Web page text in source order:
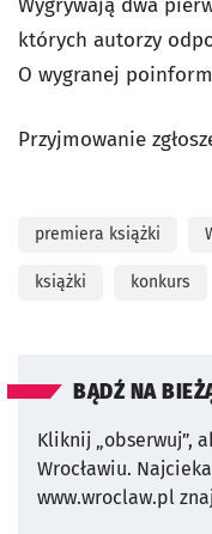
Wygrywają dwa
których autorzy
O wygranej
Przyjmowanie
premiera książki
książki konkurs
BĄDŹ NA
Kliknij „obserwuj”,
Wrocławiu.
www.wroclaw.pl